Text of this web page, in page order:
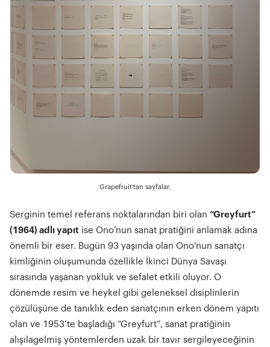
Grapefruit'tan sayfalar.
Serginin temel referans noktalarından biri olan “Greyfurt”
(1964) adlı yapıt ise Ono’nun sanat pratiğini anlamak adına
önemli bir eser. Bugün 93 yaşında olan Ono’nun sanatçı
kimliğinin oluşumunda özellikle İkinci Dünya Savaşı
sırasında yaşanan yokluk ve sefalet etkili oluyor. O
dönemde resim ve heykel gibi geleneksel disiplinlerin
çözülüşüne de tanıklık eden sanatçının erken dönem yapıtı
olan ve 1953’te başladığı “Greyfurt”, sanat pratiğinin
alışılagelmiş yöntemlerden uzak bir tavır sergileyeceğinin